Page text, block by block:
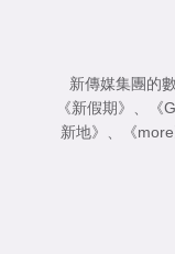
新傳媒集團的
《新假期》
《
新地》
《more